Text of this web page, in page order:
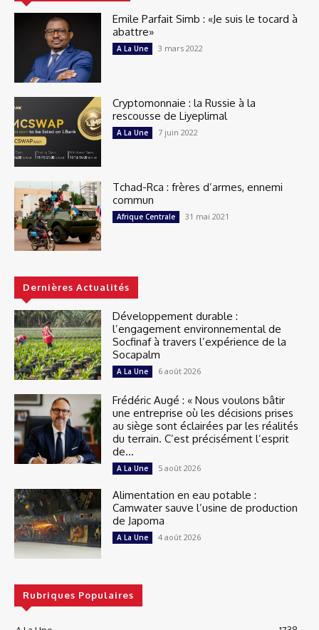
Emile Parfait Simb : «Je suis le tocard à
abattre»
A La Une 3 mars 2022
Cryptomonnaie : la Russie à la
rescousse de Liyeplimal
A La Une 7 juin 2022
Tchad-Rca : frères d’armes, ennemi
commun
Afrique Centrale 31 mai 2021
Dernières Actualités
Développement durable :
l’engagement environnemental de
Socfinaf à travers l’expérience de la
Socapalm
A La Une 6 août 2026
Frédéric Augé : « Nous voulons bâtir
une entreprise où les décisions prises
au siège sont éclairées par les réalités
du terrain. C’est précisément l’esprit
de...
A La Une 5 août 2026
Alimentation en eau potable :
Camwater sauve l’usine de production
de Japoma
A La Une 4 août 2026
Rubriques Populaires